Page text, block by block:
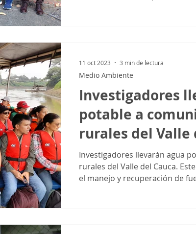
Investigadores
potable a
rurales del Valle
Investigadores llevarán agua
rurales del Valle del Cauca.
el manejo y recuperación de
Medio Ambiente
11 oct 2023 3 min de lectura